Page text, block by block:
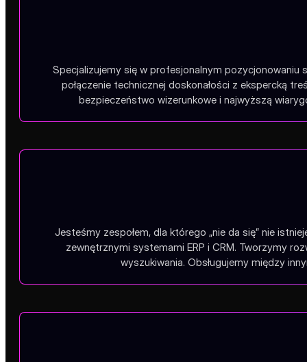
Specjalizujemy się w profesjonalnym pozycjonowaniu
połączenie technicznej doskonałości z ekspercką
bezpieczeństwo wizerunkowe i najwyższą
Jesteśmy zespołem, dla którego „nie da się” nie
zewnętrznymi systemami ERP i CRM. Tworzymy
wyszukiwania. Obsługujemy między